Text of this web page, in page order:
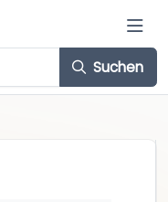
Suchen